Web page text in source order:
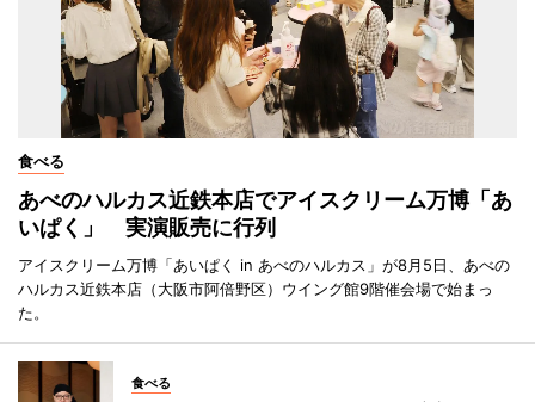
食べる
あべのハルカス近鉄本店でアイスクリーム万博「あ
いぱく」 実演販売に行列
アイスクリーム万博「あいぱく in あべのハルカス」が8月5日、あべの
ハルカス近鉄本店（大阪市阿倍野区）ウイング館9階催会場で始まっ
た。
食べる